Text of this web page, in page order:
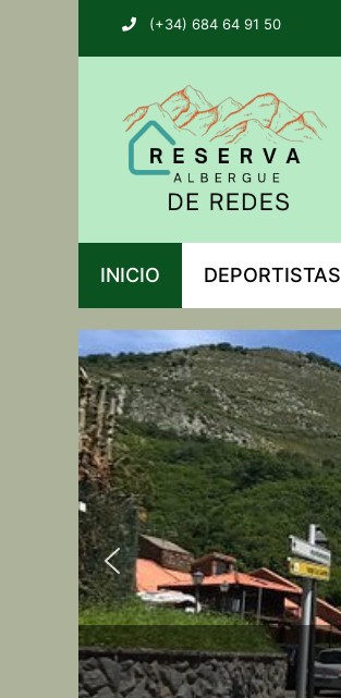
(+34) 684 64 91 50
INICIO DEPORTISTAS